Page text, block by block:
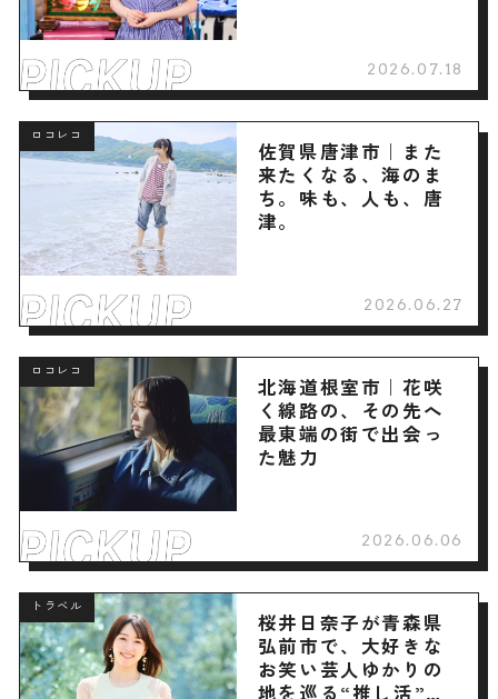
2026.07.18
ロコレコ
佐賀県唐津市｜また
来たくなる、海のま
ち。味も、人も、唐
津。
2026.06.27
ロコレコ
北海道根室市｜花咲
く線路の、その先へ
最東端の街で出会っ
た魅力
2026.06.06
トラベル
桜井日奈子が青森県
弘前市で、大好きな
お笑い芸人ゆかりの
地を巡る“推し活”旅